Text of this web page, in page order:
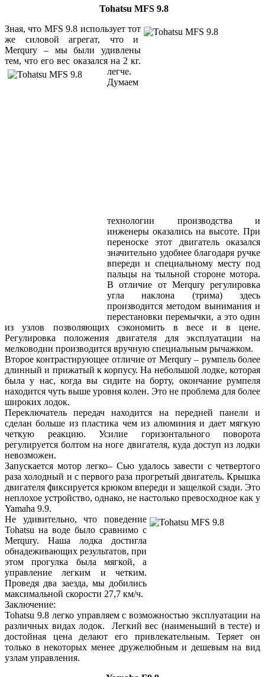
Tohatsu MFS 9.8
Зная, что MFS 9.8 использует тот
же силовой агрегат, что и
Merqury – мы были удивлены
тем, что его вес оказался на 2 кг.
легче.
Думаем
технологии производства и
инженеры оказались на высоте. При
переноске этот двигатель оказался
значительно удобнее благодаря ручке
впереди и специальному месту под
пальцы на тыльной стороне мотора.
В отличие от Merqury регулировка
угла наклона (трима) здесь
производится методом вынимания и
перестановки перемычки, а это один
из узлов позволяющих сэкономить в весе и в цене.
Регулировка положения двигателя для эксплуатации на
мелководии производится вручную специальным рычажком.
Второе контрастирующее отличие от Merqury – румпель более
длинный и прижатый к корпусу. На небольшой лодке, которая
была у нас, когда вы сидите на борту, окончание румпеля
находится чуть выше уровня колен. Это не проблема для более
широких лодок.
Переключатель передач находится на передней панели и
сделан больше из пластика чем из алюминия и дает мягкую
четкую реакцию. Усилие горизонтального поворота
регулируется болтом на ноге двигателя, куда доступ из лодки
невозможен.
Запускается мотор легко– Сью удалось завести с четвертого
раза холодный и с первого раза прогретый двигатель. Крышка
двигателя фиксируется крюком впереди и защелкой сзади. Это
неплохое устройство, однако, не настолько превосходное как у
Yamaha 9.9.
Не удивительно, что поведение
Tohatsu на воде было сравнимо с
Merqury. Наша лодка достигла
обнадеживающих результатов, при
этом прогулка была мягкой, а
управление легким и четким.
Проведя два заезда, мы добились
максимальной скорости 27,7 км/ч.
Заключение:
Tohatsu 9.8 легко управляем с возможностью эксплуатации на
различных видах лодок. Легкий вес (наименьший в тесте) и
достойная цена делают его привлекательным. Теряет он
только в некоторых менее дружелюбным и дешевым на вид
узлам управления.